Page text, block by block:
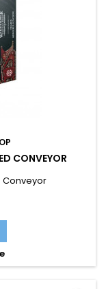
CONVEYOR
Conveyor